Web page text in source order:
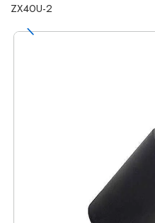
ZX40U-2